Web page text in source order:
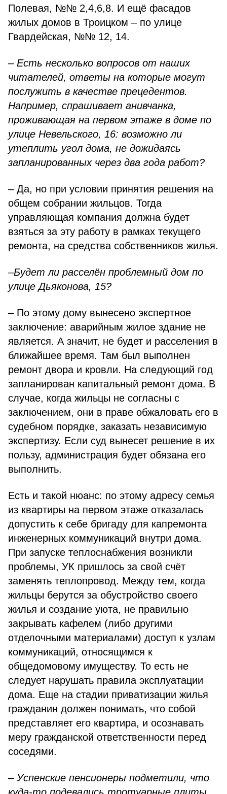
Полевая, №№ 2,4,6,8. И ещё фасадов
жилых домов в Троицком – по улице
Гвардейская, №№ 12, 14.
– Есть несколько вопросов от наших
читателей, ответы на которые могут
послужить в качестве прецедентов.
Например, спрашивает анивчанка,
проживающая на первом этаже в доме по
улице Невельского, 16: возможно ли
утеплить угол дома, не дожидаясь
запланированных через два года работ?
– Да, но при условии принятия решения на
общем собрании жильцов. Тогда
управляющая компания должна будет
взяться за эту работу в рамках текущего
ремонта, на средства собственников жилья.
–Будет ли расселён проблемный дом по
улице Дьяконова, 15?
– По этому дому вынесено экспертное
заключение: аварийным жилое здание не
является. А значит, не будет и расселения в
ближайшее время. Там был выполнен
ремонт двора и кровли. На следующий год
запланирован капитальный ремонт дома. В
случае, когда жильцы не согласны с
заключением, они в праве обжаловать его в
судебном порядке, заказать независимую
экспертизу. Если суд вынесет решение в их
пользу, администрация будет обязана его
выполнить.
Есть и такой нюанс: по этому адресу семья
из квартиры на первом этаже отказалась
допустить к себе бригаду для капремонта
инженерных коммуникаций внутри дома.
При запуске теплоснабжения возникли
проблемы, УК пришлось за свой счёт
заменять теплопровод. Между тем, когда
жильцы берутся за обустройство своего
жилья и создание уюта, не правильно
закрывать кафелем (либо другими
отделочными материалами) доступ к узлам
коммуникаций, относящимся к
общедомовому имуществу. То есть не
следует нарушать правила эксплуатации
дома. Еще на стадии приватизации жилья
гражданин должен понимать, что собой
представляет его квартира, и осознавать
меру гражданской ответственности перед
соседями.
– Успенские пенсионеры подметили, что